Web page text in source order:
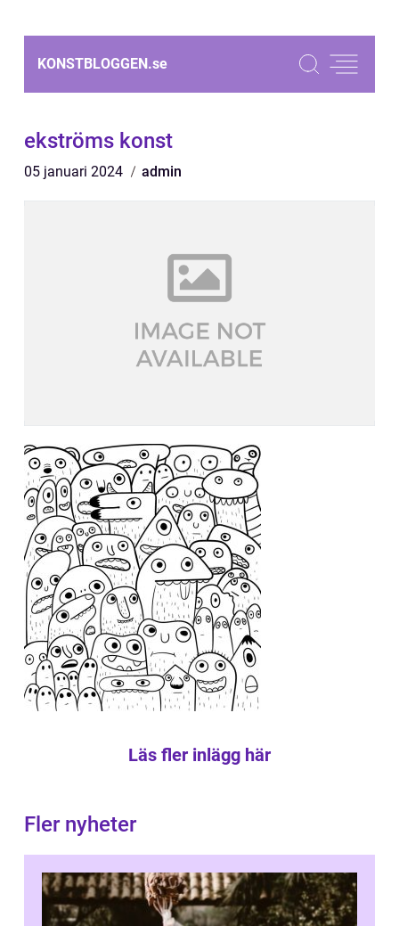
KONSTBLOGGEN.se
ekströms konst
05 januari 2024 admin
Läs fler inlägg här
Fler nyheter